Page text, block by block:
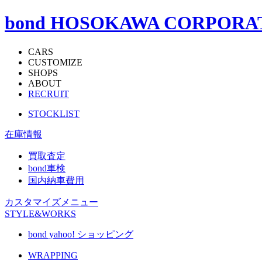
bond HOSOKAWA
CARS
CUSTOMIZE
SHOPS
ABOUT
RECRUIT
STOCKLIST
在庫情報
買取査定
bond車検
国内納車費用
カスタマイズメニュー
STYLE&WORKS
bond yahoo! ショッピング
WRAPPING